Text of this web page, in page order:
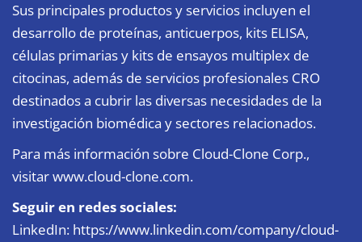
Sus principales productos y servicios incluyen el
desarrollo de proteínas, anticuerpos, kits ELISA,
células primarias y kits de ensayos multiplex de
citocinas, además de servicios profesionales CRO
destinados a cubrir las diversas necesidades de la
investigación biomédica y sectores relacionados.
Para más información sobre Cloud-Clone Corp.,
visitarwww.cloud-clone.com.
Seguir en redes sociales:
LinkedIn: https://www.linkedin.com/company/cloud-